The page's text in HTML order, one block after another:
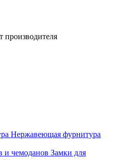
производителя
Нержавеющая фурнитура
Замки для